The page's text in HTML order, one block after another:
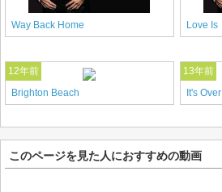
Way Back Home Love Is
12年前
Brighton Beach
13年前
It's Over
このページを見た人におすすめの動画